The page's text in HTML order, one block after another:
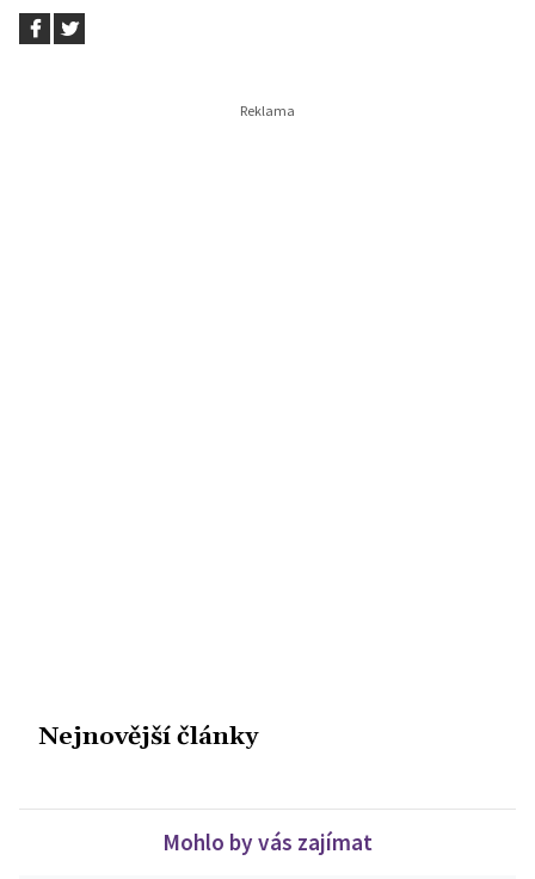
Nejnovější články
Mohlo by vás zajímat